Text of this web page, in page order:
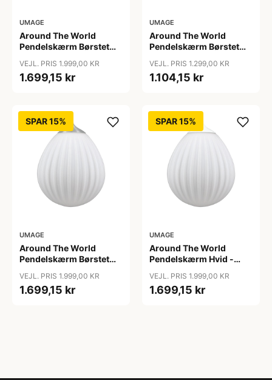
UMAGE
Around The World
Pendelskærm Børstet
VEJL. PRIS 1.999,00 KR
1.699,15 kr
UMAGE
Around The World
Pendelskærm Børstet
VEJL. PRIS 1.299,00 KR
1.104,15 kr
SPAR 15%
UMAGE
Around The World
Pendelskærm Børstet
VEJL. PRIS 1.999,00 KR
1.699,15 kr
SPAR 15%
UMAGE
Around The World
Pendelskærm Hvid -
VEJL. PRIS 1.999,00 KR
1.699,15 kr